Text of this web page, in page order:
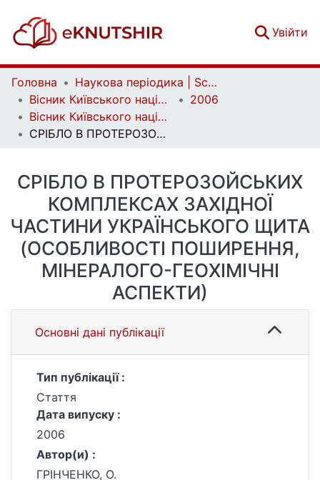
Увійти
Головна
Наукова періодика | Scientific periodicals
Вісник Київського національного університету імені Тараса Шевченка. Геологія | Visnyk of Taras Shevchenko National University of Kyiv. Geology
2006
Вісник Київського національного університету імені Тараса Шевченка. Геологія. Вип. 37
СРІБЛО В ПРОТЕРОЗОЙСЬКИХ КОМПЛЕКСАХ ЗАХІДНОЇ ЧАСТИНИ УКРАЇНСЬКОГО ЩИТА (ОСОБЛИВОСТІ ПОШИРЕННЯ, МІНЕРАЛОГО-ГЕОХІМІЧНІ АСПЕКТИ)
СРІБЛО В ПРОТЕРОЗОЙСЬКИХ
КОМПЛЕКСАХ ЗАХІДНОЇ
ЧАСТИНИ УКРАЇНСЬКОГО ЩИТА
(ОСОБЛИВОСТІ ПОШИРЕННЯ,
МІНЕРАЛОГО-ГЕОХІМІЧНІ
АСПЕКТИ)
Основні дані публікації
Тип публікації :
Стаття
Дата випуску :
2006
Автор(и) :
ГРІНЧЕНКО, О.